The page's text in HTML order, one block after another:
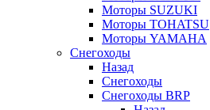
Моторы SUZUKI
Моторы TOHATSU
Моторы YAMAHA
Снегоходы
Назад
Снегоходы
Снегоходы BRP